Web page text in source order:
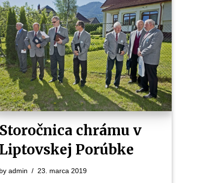
Storočnica chrámu v
Liptovskej Porúbke
by admin 23. marca 2019